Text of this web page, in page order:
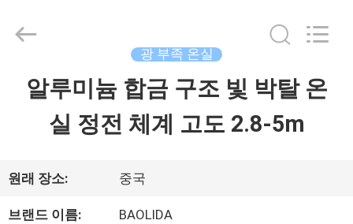
품
2026
Manufacturing
Reserved.
광 부족 온실
알루미늄 합금 구조 빛 박탈 온
실 정전 체계 고도 2.8-5m
원래 장소: 중국
브랜드 이름: BAOLIDA